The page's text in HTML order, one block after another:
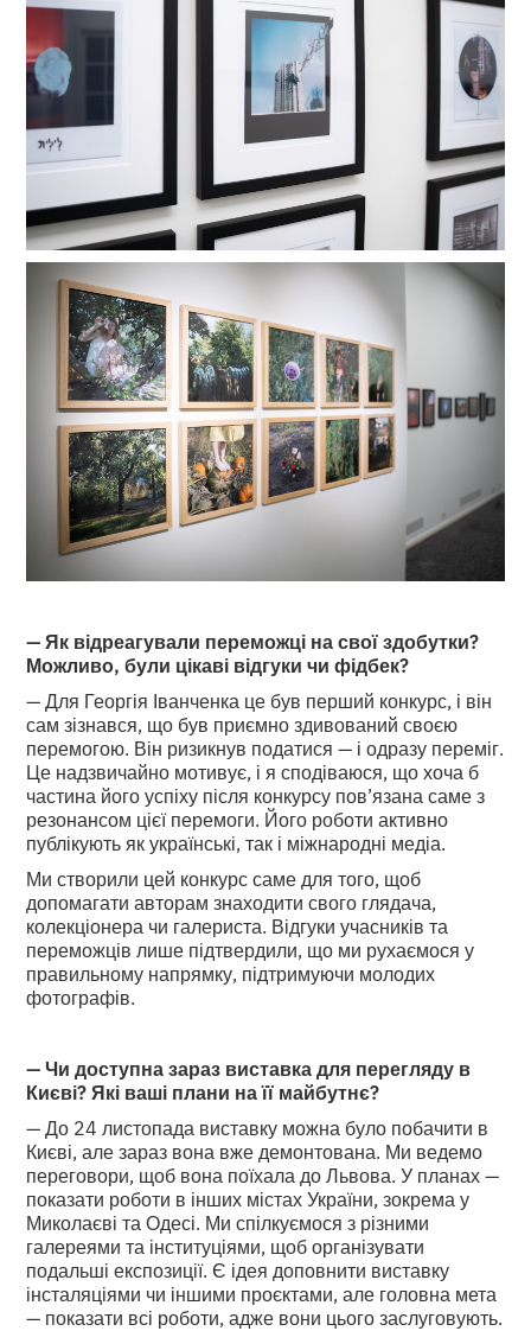
— Як відреагували переможці на свої здобутки?
Можливо, були цікаві відгуки чи фідбек?
— Для Георгія Іванченка це був перший конкурс, і він
сам зізнався, що був приємно здивований своєю
перемогою. Він ризикнув податися — і одразу переміг.
Це надзвичайно мотивує, і я сподіваюся, що хоча б
частина його успіху після конкурсу пов’язана саме з
резонансом цієї перемоги. Його роботи активно
публікують як українські, так і міжнародні медіа.
Ми створили цей конкурс саме для того, щоб
допомагати авторам знаходити свого глядача,
колекціонера чи галериста. Відгуки учасників та
переможців лише підтвердили, що ми рухаємося у
правильному напрямку, підтримуючи молодих
фотографів.
— Чи доступна зараз виставка для перегляду в
Києві? Які ваші плани на її майбутнє?
— До 24 листопада виставку можна було побачити в
Києві, але зараз вона вже демонтована. Ми ведемо
переговори, щоб вона поїхала до Львова. У планах —
показати роботи в інших містах України, зокрема у
Миколаєві та Одесі. Ми спілкуємося з різними
галереями та інституціями, щоб організувати
подальші експозиції. Є ідея доповнити виставку
інсталяціями чи іншими проєктами, але головна мета
— показати всі роботи, адже вони цього заслуговують.